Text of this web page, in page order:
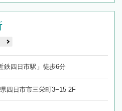
鉄四日市駅」徒歩6分
四日市市三栄町3−15 2F